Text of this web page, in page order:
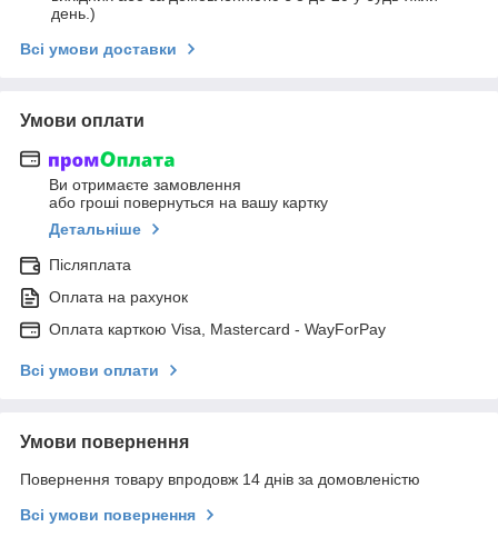
день.)
Всі умови доставки
Умови оплати
Ви отримаєте замовлення
або гроші повернуться на вашу картку
Детальніше
Післяплата
Оплата на рахунок
Оплата карткою Visa, Mastercard - WayForPay
Всі умови оплати
Умови повернення
Повернення товару впродовж 14 днів за домовленістю
Всі умови повернення